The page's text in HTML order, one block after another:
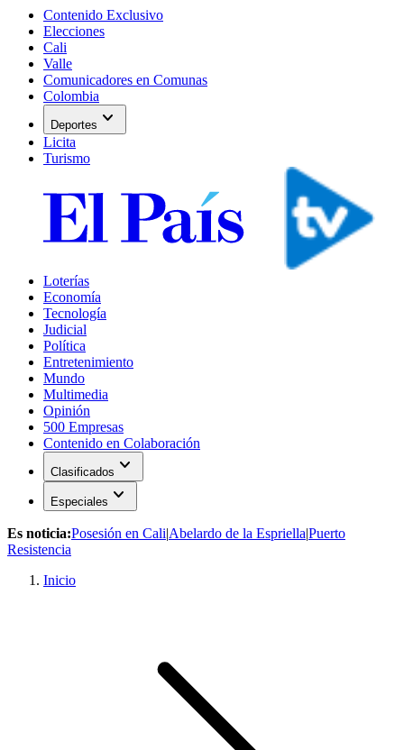
Contenido Exclusivo
Elecciones
Cali
Valle
Comunicadores en Comunas
Colombia
Deportes expand_more
Licita
Turismo
Loterías
Economía
Tecnología
Judicial
Política
Entretenimiento
Mundo
Multimedia
Opinión
500 Empresas
Contenido en Colaboración
Clasificados expand_more
Especiales expand_more
Es noticia:Posesión en Cali|Abelardo de la Espriella|Puerto
Resistencia
Inicio